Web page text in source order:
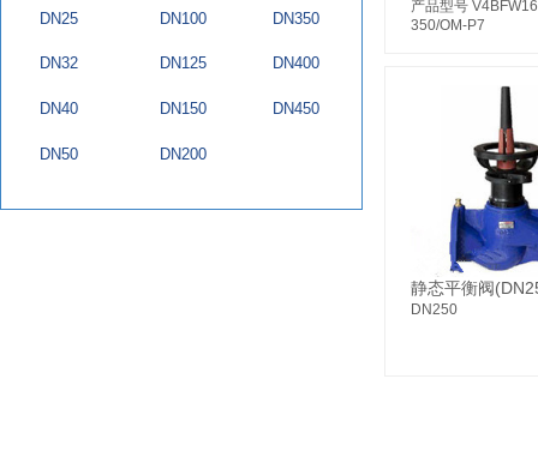
产品型号
350/OM-P7
静态平衡阀
DN250
DN100
DN125
DN150
DN200
DN25
DN32
DN40
DN50
DN350
DN400
DN450